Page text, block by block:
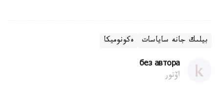
بيلىك جانە ساياسات ەكونوميكا
без автора
اۆتور